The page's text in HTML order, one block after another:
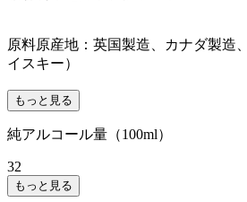
原料原産地：英国製造、カナダ製造
イスキー）
もっと見る
純アルコール量（100ml）
32
もっと見る